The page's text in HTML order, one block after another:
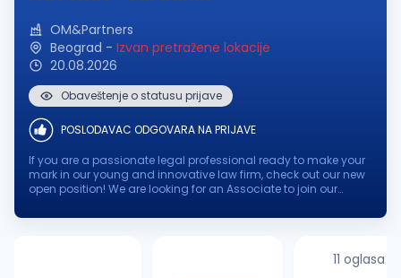
OM&Partners
Beograd - Izvan pretražene lokacije
20.08.2026
Obaveštenje o statusu prijave
POSLODAVAC ODGOVARA NA PRIJAVE
If you are a passionate legal professional ready to make your
mark in our young and innovative law firm, check out our new
open position! We are looking for an Associate to join our
contribute to...
11 oglasa